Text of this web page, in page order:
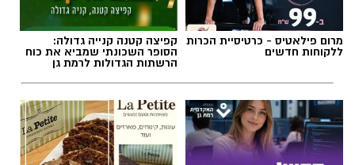
מרום פילאטיס - כרטיסיית הכרות
ללקוחות חדשים
קפיצה קטנה קנייה גדולה:
הסופר השכונתי שמביא את כוח
הרשתות הגדולות לרמת גן